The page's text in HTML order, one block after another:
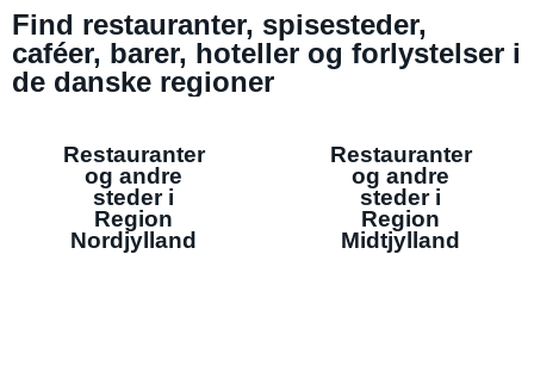
Find restauranter, spisesteder,
caféer, barer, hoteller og forlystelser i
de danske regioner
Restauranter
og andre
steder i
Region
Nordjylland
Restauranter
og andre
steder i
Region
Midtjylland